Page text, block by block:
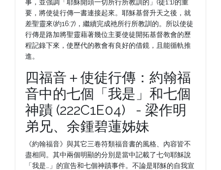
事，並強調「耶穌開頭一切所行所教訓的」(徒1:1)的重
要，將使徒行傳一書連接起來。耶穌基督升天之後，就
差聖靈來(約16:7)，繼續完成衪所行所教訓的。所以使徒
行傳是路加將聖靈藉著幾位主要使徒開拓基督教會的歷
程記錄下來，使歷代的教會有良好的借鏡，且能循軌推
進。
四福音＋使徒行傳：約翰福
音中的七個「我是」和七個
神蹟 (222C1E04) - 梁作明
弟兄、余鍾碧蓮姊妹
《約翰福音》與其它三卷符類福音書的風格、內容皆不
盡相同。其中兩個明顯的分別是當中記載了七句耶穌說
「我是…」的宣告和七個神蹟事件。不論是耶穌的自我宣